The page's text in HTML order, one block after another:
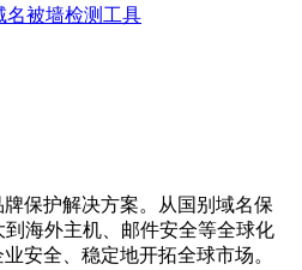
名被墙检测工具
保护解决方案。从国别域名保
海外主机、邮件安全等全球化
安全、稳定地开拓全球市场。